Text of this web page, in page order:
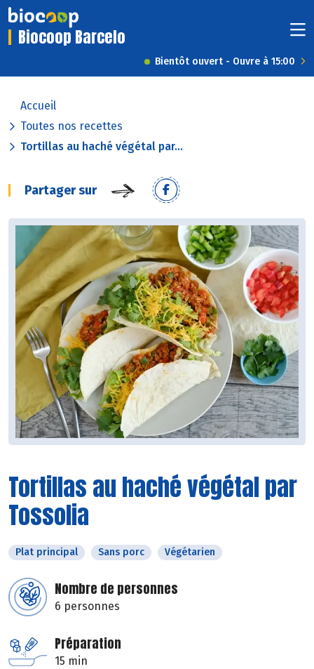
Biocoop Barcelo
Bientôt ouvert - Ouvre à 15:00
Accueil
Toutes nos recettes
Tortillas au haché végétal par...
Partager sur
Tortillas au haché végétal par
Tossolia
Plat principal Sans porc Végétarien
Nombre de personnes
6 personnes
Préparation
15 min